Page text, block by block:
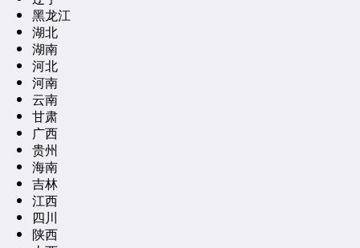
黑龙江
湖北
湖南
河北
河南
云南
甘肃
广西
贵州
海南
吉林
江西
四川
陕西